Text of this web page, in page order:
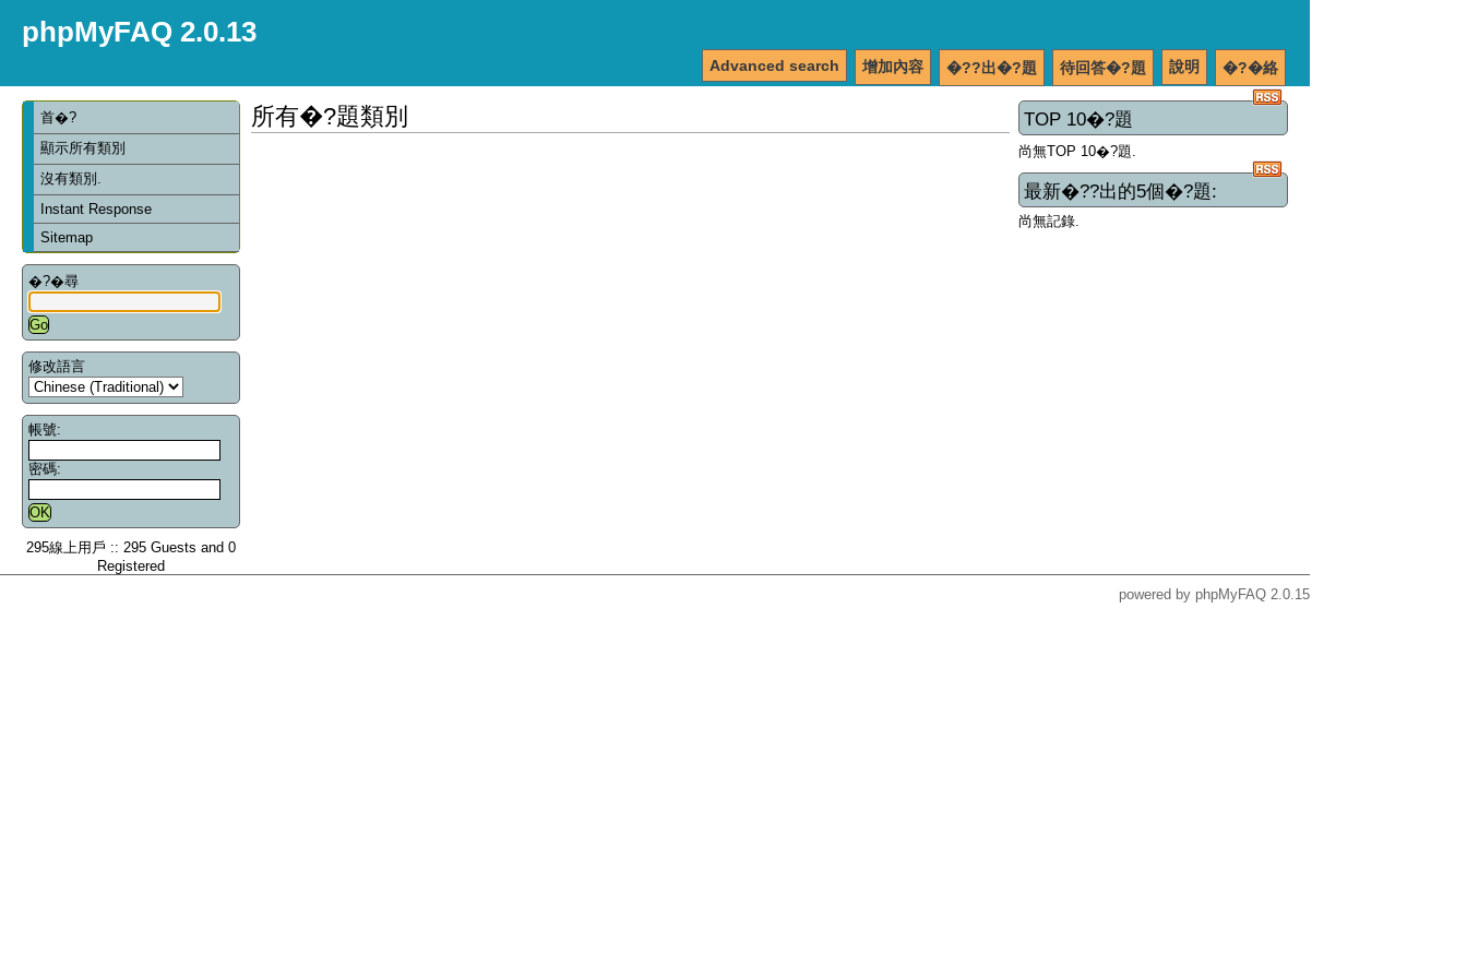
phpMyFAQ 2.0.13
�?�絡
說明
待回答�?題
�??出�?題
增加內容
Advanced search
首�?
顯示所有類別
沒有類別.
Instant Response
Sitemap
�?�尋
修改語言
帳號:
密碼:
295線上用戶 :: 295 Guests and 0
Registered
TOP 10�?題
尚無TOP 10�?題.
最新�??出的5個�?題:
尚無記錄.
所有�?題類別
powered by phpMyFAQ 2.0.15